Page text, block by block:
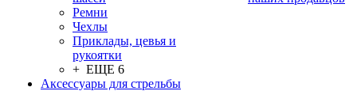
Ремни
Чехлы
Приклады, цевья и
рукоятки
+ ЕЩЕ 6
Аксессуары для стрельбы